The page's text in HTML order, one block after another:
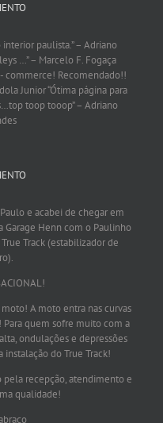
paulista.”– Adriano
…”– Marcelo F. Fogaça
commerce! Recomendado!!
Junior“Ótima página para
toop tooop”– Adriano
e acabei de chegar em
Garage Henn com o Paulinho
Track (estabilizador de
A moto entra nas curvas
quem sofre muito com a
ondulações e depressões
instalação do True Track!
recepção, atendimento e
qualidade!